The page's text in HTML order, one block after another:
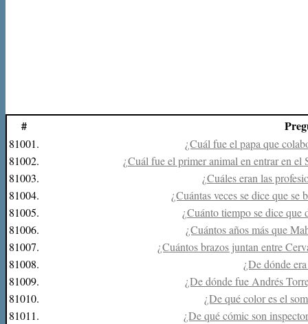
#
81001.
¿Cuál fue el papa que
81002.
¿Cuál fue el primer animal en entrar en
81003.
¿Cuáles eran las
81004.
¿Cuántas veces se dice que
81005.
¿Cuánto tiempo se dice que
81006.
¿Cuántos años más que
81007.
¿Cuántos brazos juntan entre
81008.
¿De dónde
81009.
¿De dónde fue Andrés
81010.
¿De qué color es el
81011.
¿De qué cómic son